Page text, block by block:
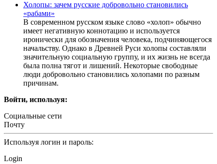
Холопы: зачем русские добровольно становились
«рабами»
В современном русском языке слово «холоп» обычно
имеет негативную коннотацию и используется
иронически для обозначения человека, подчиняющегося
начальству. Однако в Древней Руси холопы составляли
значительную социальную группу, и их жизнь не всегда
была полна тягот и лишений. Некоторые свободные
люди добровольно становились холопами по разным
причинам.
Войти, используя:
Социальные сети
Почту
Используя логин и пароль:
Login